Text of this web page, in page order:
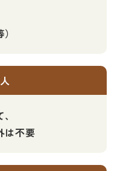
は不要